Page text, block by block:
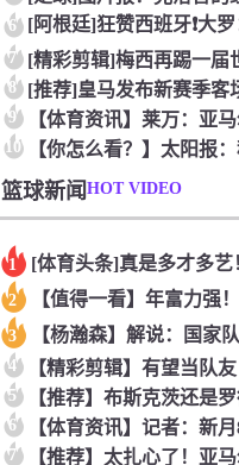
6
7
8
9
10
篮球新闻 HOT VIDEO
1
2
3
4
5
6
7